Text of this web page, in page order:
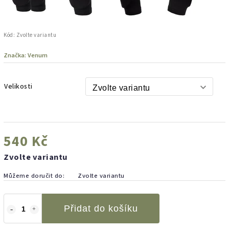
Kód: Zvolte variantu
Značka: Venum
Velikosti
540 Kč
Zvolte variantu
Můžeme doručit do: Zvolte variantu
Přidat do košíku